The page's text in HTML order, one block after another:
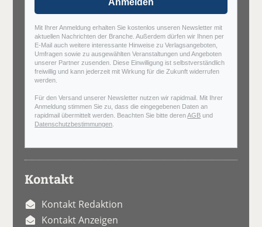
Mit Ihrer Anmeldung erhalten Sie kostenlos unseren Newsletter mit
aktuellen Nachrichten der Branche. Außerdem dürfen wir Ihnen per
E-Mail auch weitere interessante Hinweise zu Verlagsangeboten,
Umfragen sowie zu ausgewählten Veranstaltungen und Angeboten
unserer Partner zusenden. Diese Einwilligung ist selbstverständlich
freiwillig und kann jederzeit mit Wirkung für die Zukunft widerrufen
werden.
Für den Versand unserer Newsletter nutzen wir rapidmail. Mit Ihrer
Anmeldung stimmen Sie zu, dass die eingegebenen Daten an
rapidmail übermittelt werden. Beachten Sie bitte derenAGB und
Datenschutzbestimmungen
Kontakt
Kontakt Redaktion
Kontakt Anzeigen